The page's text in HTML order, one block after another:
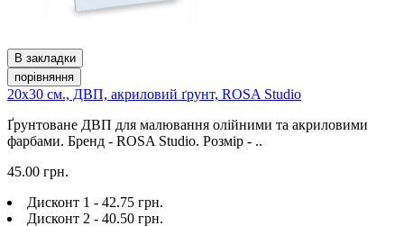
В закладки
порівняння
20х30 см., ДВП, акриловий ґрунт, ROSA Studio
Ґрунтоване ДВП для малювання олійними та акриловими
фарбами. Бренд - ROSA Studio. Розмір - ..
45.00 грн.
Дисконт 1 - 42.75 грн.
Дисконт 2 - 40.50 грн.